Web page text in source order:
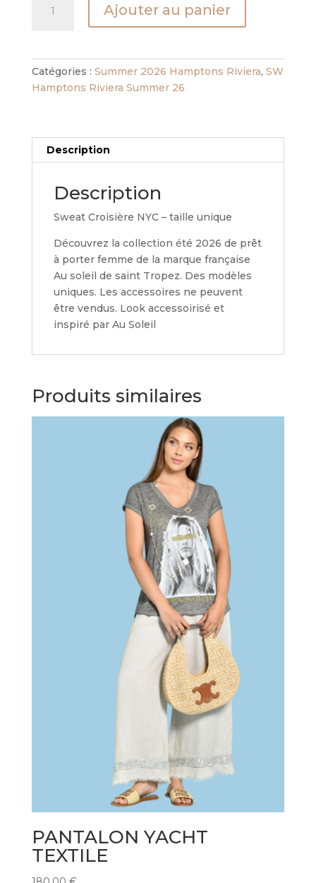
Ajouter au panier
Catégories : Summer 2026 Hamptons Riviera, SW
Hamptons Riviera Summer 26
Description
Description
Sweat Croisière NYC – taille unique
Découvrez la collection été 2026 de prêt
à porter femme de la marque française
Au soleil de saint Tropez. Des modèles
uniques. Les accessoires ne peuvent
être vendus. Look accessoirisé et
inspiré par Au Soleil
Produits similaires
PANTALON YACHT
TEXTILE